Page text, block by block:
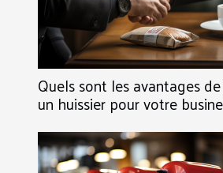
Quels sont les avantages
un huissier pour votre